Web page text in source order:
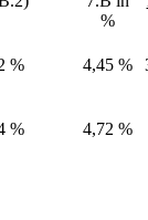
%
% 4,45 %
% 4,72 %